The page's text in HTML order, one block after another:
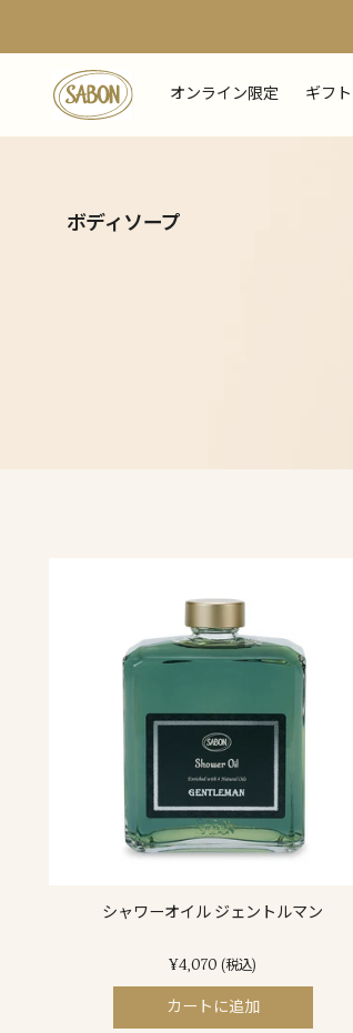
オンライン限定 ギフト
ボディソープ
シャワーオイル ジェントルマン
¥4,070 (税込)
カートに追加